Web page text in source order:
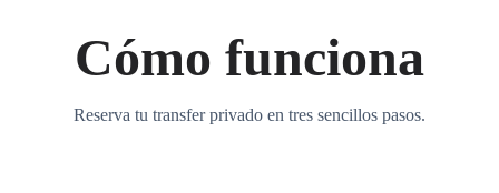
Cómo funciona
Reserva tu transfer privado en tres sencillos pasos.